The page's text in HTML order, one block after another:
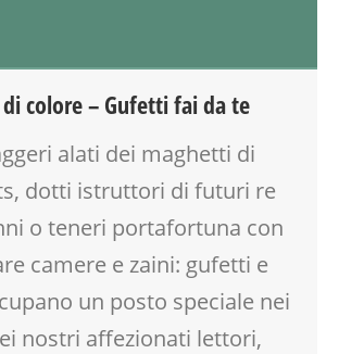
colore – Gufetti fai da te
alati dei maghetti di
dotti istruttori di futuri re
o teneri portafortuna con
camere e zaini: gufetti e
un posto speciale nei
nostri affezionati lettori,